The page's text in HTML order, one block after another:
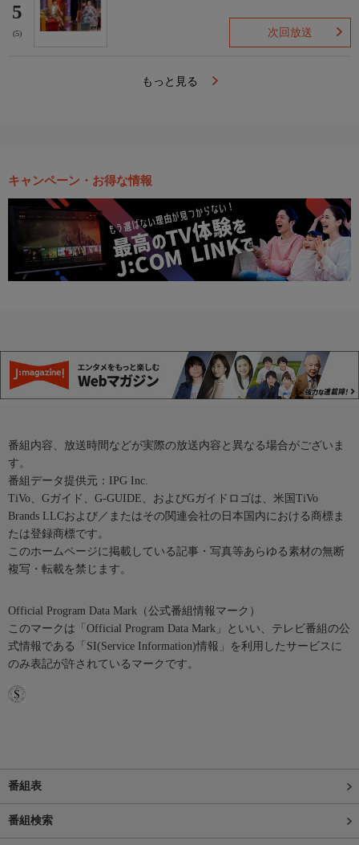
5
(5) 次回放送
もっと見る
キャンペーン・お得な情報
番組内容、放送時間などが実際の放送内容と異なる場合がございま
す。
番組データ提供元：IPG Inc.
TiVo、Gガイド、G-GUIDE、およびGガイドロゴは、米国TiVo
Brands LLCおよび／またはその関連会社の日本国内における商標ま
たは登録商標です。
このホームページに掲載している記事・写真等あらゆる素材の無断
複写・転載を禁じます。
Official Program Data Mark（公式番組情報マーク）
このマークは「Official Program Data Mark」といい、テレビ番組の公
式情報である「SI(Service Information)情報」を利用したサービスに
のみ表記が許されているマークです。
番組表
番組検索